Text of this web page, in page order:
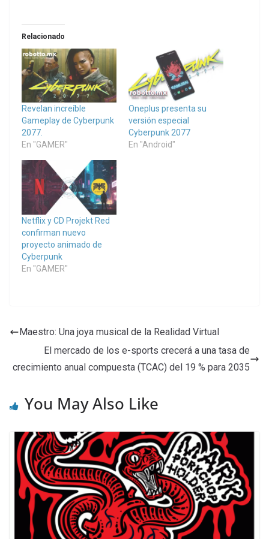
Relacionado
Revelan increíble
Gameplay de Cyberpunk
2077.
En "GAMER"
Oneplus presenta su
versión especial
Cyberpunk 2077
En "Android"
Netflix y CD Projekt Red
confirman nuevo
proyecto animado de
Cyberpunk
En "GAMER"
Maestro: Una joya musical de la Realidad Virtual
El mercado de los e-sports crecerá a una tasa de
crecimiento anual compuesta (TCAC) del 19 % para 2035
You May Also Like